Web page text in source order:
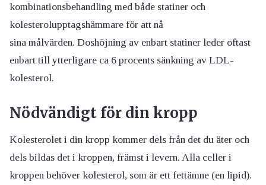
kombinationsbehandling med både statiner och
kolesterolupptagshämmare för att nå
sina målvärden. Doshöjning av enbart statiner leder oftast
enbart till ytterligare ca 6 procents sänkning av LDL-
kolesterol.
Nödvändigt för din kropp
Kolesterolet i din kropp kommer dels från det du äter och
dels bildas det i kroppen, främst i levern. Alla celler i
kroppen behöver kolesterol, som är ett fettämne (en lipid).